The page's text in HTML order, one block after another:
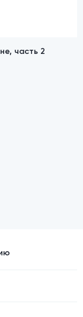
часть 2